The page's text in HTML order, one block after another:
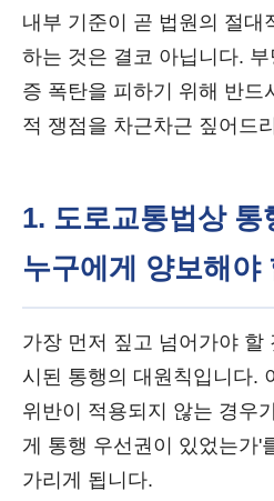
내부 기준이 곧 법원의 절대
하는 것은 결코 아닙니다.
증 폭탄을 피하기 위해 반드
적 쟁점을 차근차근 짚어드
1. 도로교통법상 통
누구에게 양보해야
가장 먼저 짚고 넘어가야 할
시된 통행의 대원칙입니다.
위반이 적용되지 않는 경우
게 통행 우선권이 있었는가'
가리게 됩니다.